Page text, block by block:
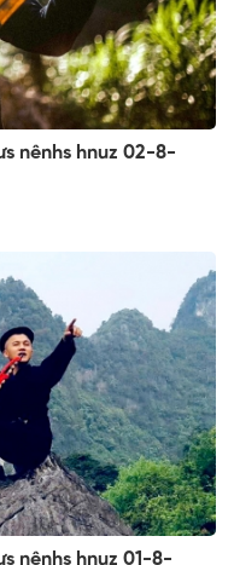
nênhs hnuz 02-8-
nênhs hnuz 01-8-